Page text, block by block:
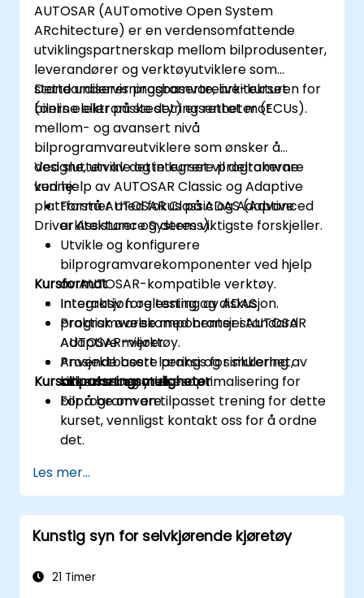
AUTOSAR (AUTomotive Open System
ARchitecture) er en verdensomfattende
utviklingspartnerskap mellom bilprodusenter,
leverandører og verktøyutviklere som
standardiserer programvarearkitekturen for
bilers elektroniske styringsenheter (ECUs).
Dette undervisningsbaserte, live-kurset
(online eller på stedet) er rettet mot
mellom- og avansert nivå
bilprogramvareutviklere som ønsker å
designe, utvikle og integrere programvare
ved hjelp av AUTOSAR Classic og Adaptive
plattformer med fokus på ADAS (Advanced
Driver Assistance Systems).
Ved slutten av dette kurset vil deltakerne
kunne:
Forstå AUTOSAR Classic og Adaptive
arkitekturer og deres viktigste forskjeller.
Utvikle og konfigurere
bilprogramvarekomponenter ved hjelp
av AUTOSAR-kompatible verktøy.
Integrasjon og testing av ADAS
programvarekomponenter i AUTOSAR
Adaptive miljøer.
Anvende beste praksis for sikkerhet,
sikkerhet og ytelsesoptimalisering for
bilprogramvare.
Kursformat
Interaktiv forelesning og diskusjon.
Praktisk øvelse med bransjestandard
AUTOSAR-verktøy.
Prosjektbasert læring og simulering av
bilbruksscenarier.
Kursanpassningsmuligheter
For å be om en tilpasset trening for dette
kurset, vennligst kontakt oss for å ordne
det.
Les mer...
Kunstig syn for selvkjørende kjøretøy
21 Timer